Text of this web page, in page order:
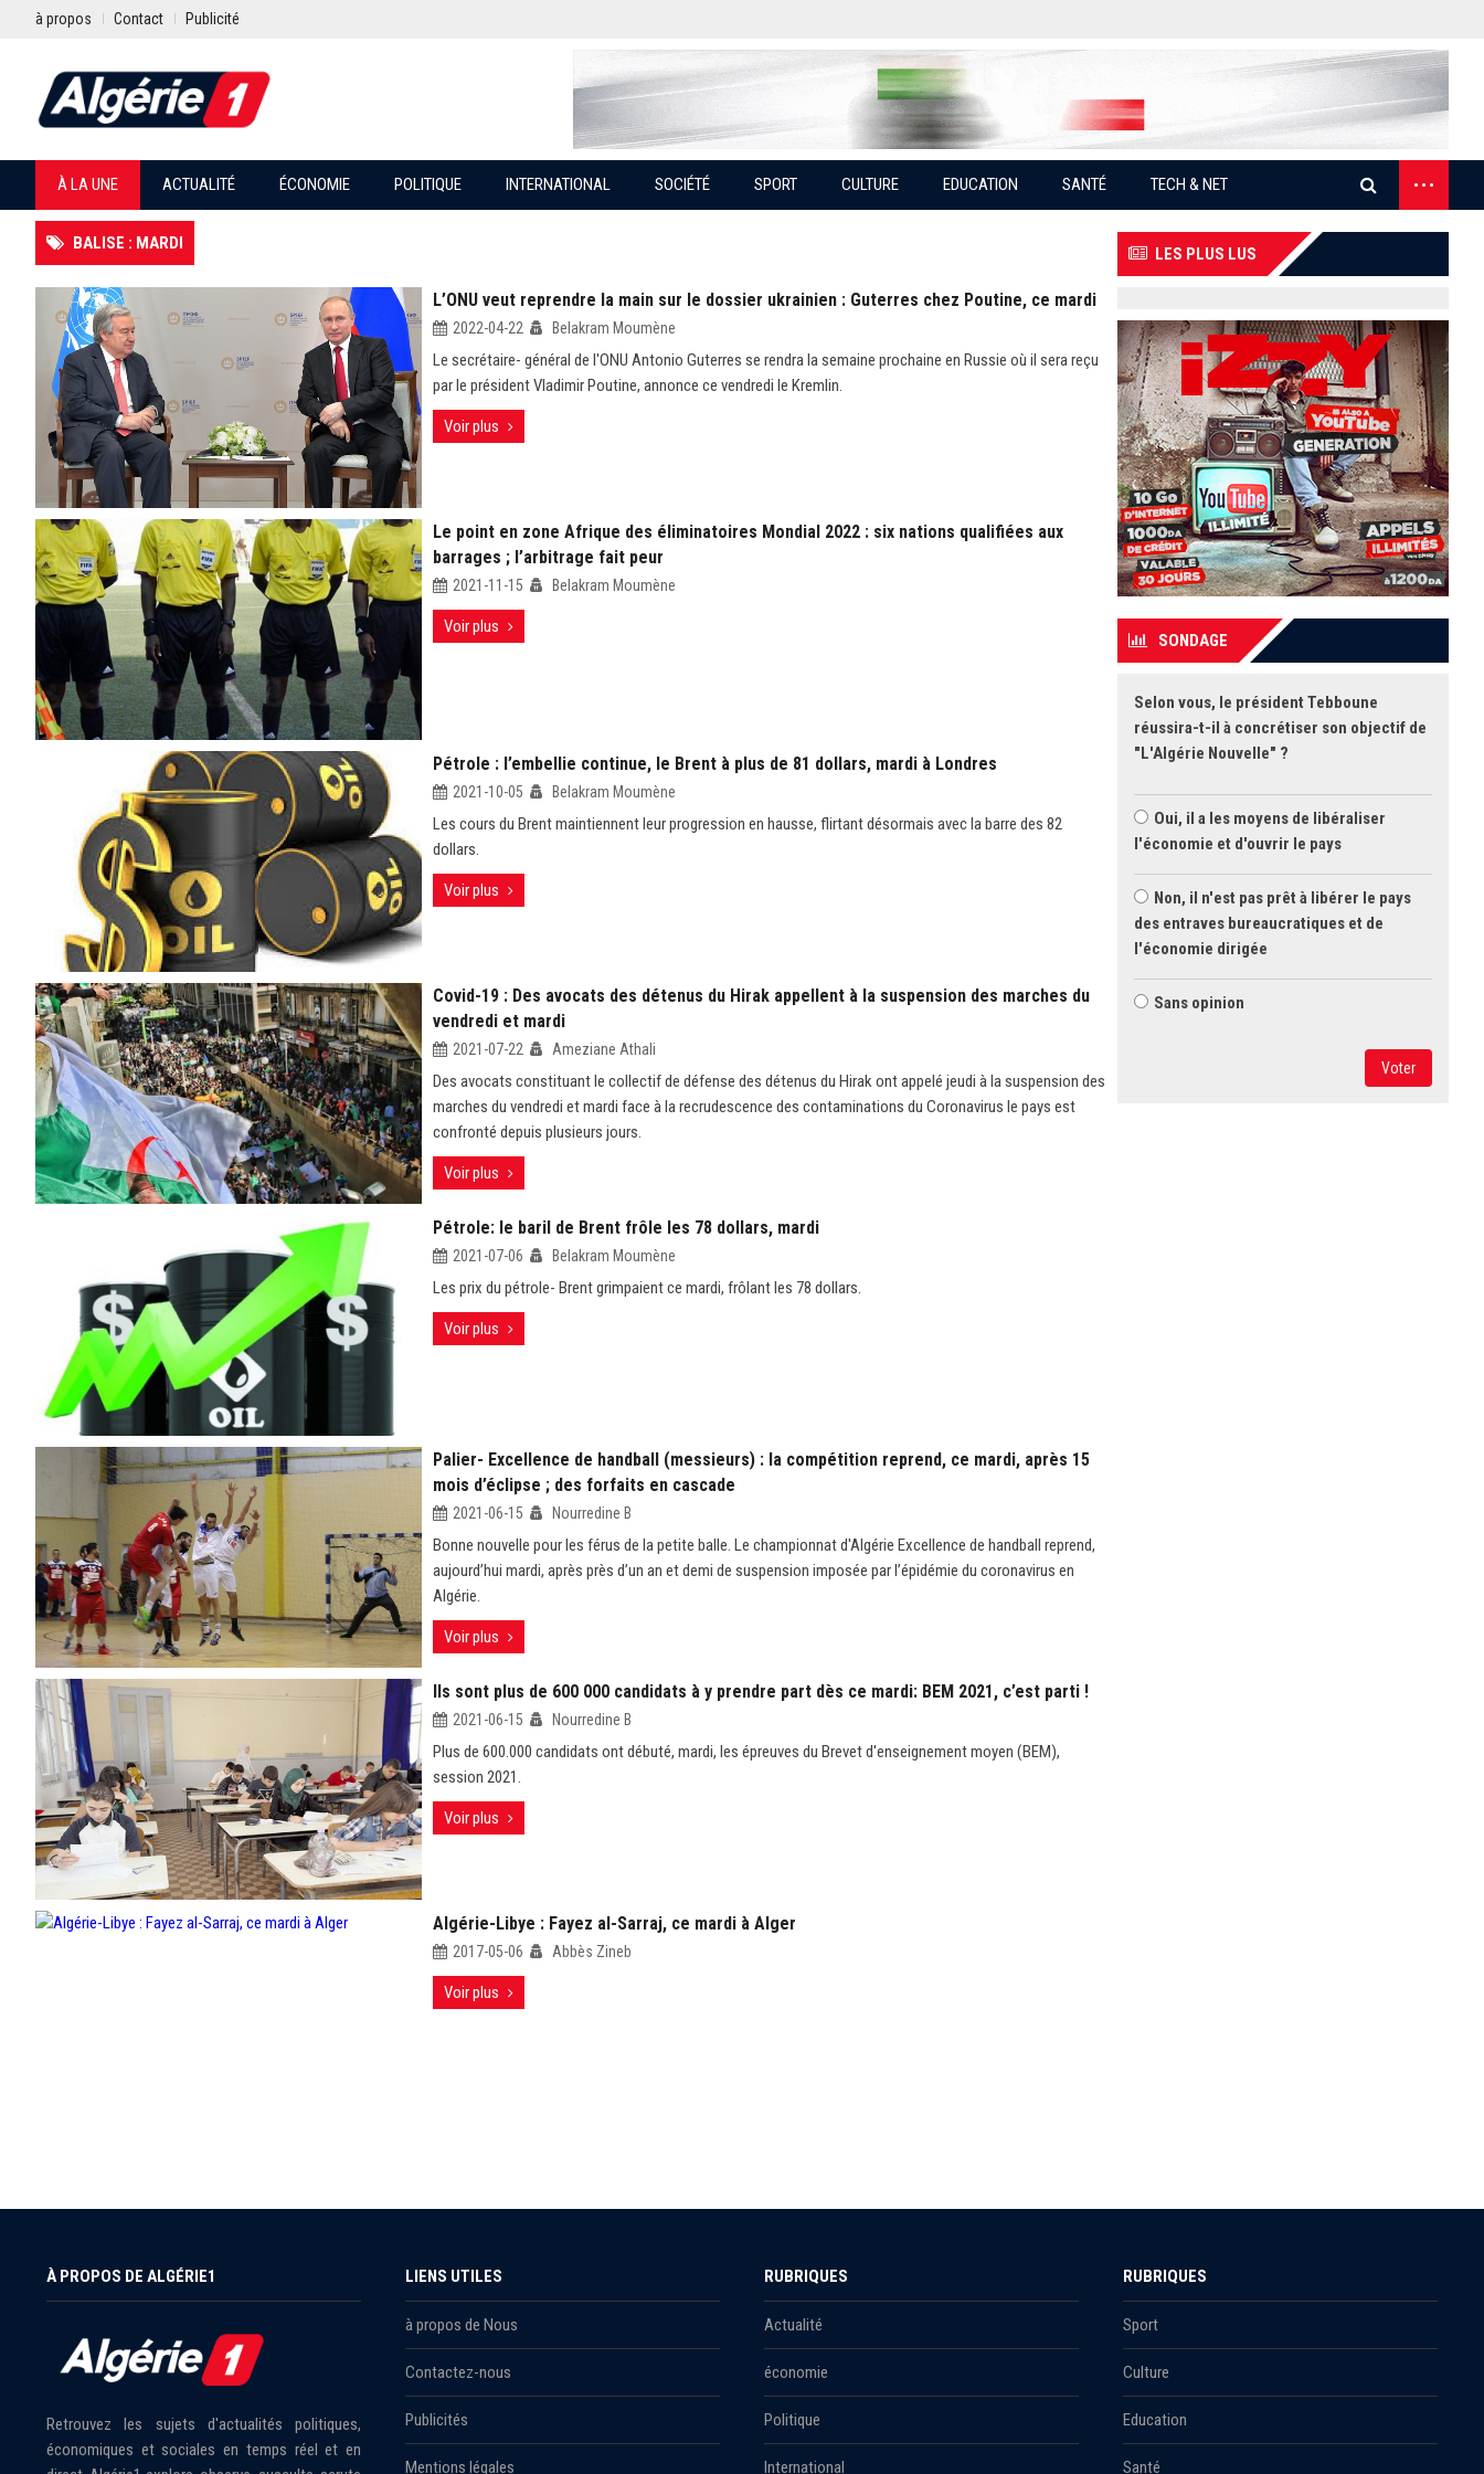
à propos Contact Publicité
À LA UNE ACTUALITÉ ÉCONOMIE POLITIQUE INTERNATIONAL SOCIÉTÉ SPORT CULTURE EDUCATION SANTÉ TECH & NET ...
BALISE : MARDI
L’ONU veut reprendre la main sur le dossier ukrainien : Guterres chez Poutine, ce mardi
2022-04-22 Belakram Moumène
Le secrétaire- général de l'ONU Antonio Guterres se rendra la semaine prochaine en Russie où il sera reçu
par le président Vladimir Poutine, annonce ce vendredi le Kremlin.
Voir plus
Le point en zone Afrique des éliminatoires Mondial 2022 : six nations qualifiées aux
barrages ; l’arbitrage fait peur
2021-11-15 Belakram Moumène
Voir plus
Pétrole : l’embellie continue, le Brent à plus de 81 dollars, mardi à Londres
2021-10-05 Belakram Moumène
Les cours du Brent maintiennent leur progression en hausse, flirtant désormais avec la barre des 82
dollars.
Voir plus
Covid-19 : Des avocats des détenus du Hirak appellent à la suspension des marches du
vendredi et mardi
2021-07-22 Ameziane Athali
Des avocats constituant le collectif de défense des détenus du Hirak ont appelé jeudi à la suspension des
marches du vendredi et mardi face à la recrudescence des contaminations du Coronavirus le pays est
confronté depuis plusieurs jours.
Voir plus
Pétrole: le baril de Brent frôle les 78 dollars, mardi
2021-07-06 Belakram Moumène
Les prix du pétrole- Brent grimpaient ce mardi, frôlant les 78 dollars.
Voir plus
Palier- Excellence de handball (messieurs) : la compétition reprend, ce mardi, après 15
mois d’éclipse ; des forfaits en cascade
2021-06-15 Nourredine B
Bonne nouvelle pour les férus de la petite balle. Le championnat d'Algérie Excellence de handball reprend,
aujourd’hui mardi, après près d’un an et demi de suspension imposée par l’épidémie du coronavirus en
Algérie.
Voir plus
Ils sont plus de 600 000 candidats à y prendre part dès ce mardi: BEM 2021, c’est parti !
2021-06-15 Nourredine B
Plus de 600.000 candidats ont débuté, mardi, les épreuves du Brevet d'enseignement moyen (BEM),
session 2021.
Voir plus
Algérie-Libye : Fayez al-Sarraj, ce mardi à Alger
2017-05-06 Abbès Zineb
Voir plus
LES PLUS LUS
SONDAGE
Selon vous, le président Tebboune
réussira-t-il à concrétiser son objectif de
"L'Algérie Nouvelle" ?
Oui, il a les moyens de libéraliser
l'économie et d'ouvrir le pays
Non, il n'est pas prêt à libérer le pays
des entraves bureaucratiques et de
l'économie dirigée
Sans opinion
Voter
À PROPOS DE ALGÉRIE1
Retrouvez les sujets d'actualités politiques,
économiques et sociales en temps réel et en
LIENS UTILES
à propos de Nous
Contactez-nous
Publicités
Mentions légales
RUBRIQUES
Actualité
économie
Politique
International
RUBRIQUES
Sport
Culture
Education
Santé